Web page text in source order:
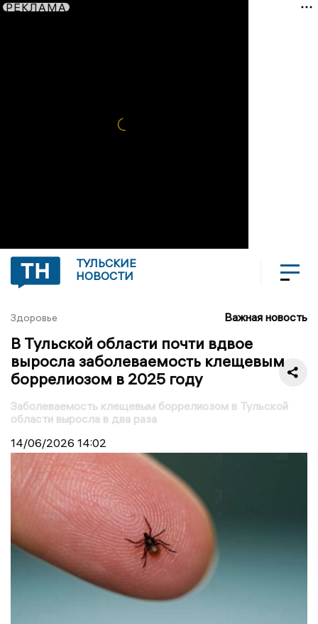
РЕКЛАМА
ТУЛЬСКИЕ
НОВОСТИ
Здоровье Важная новость
В Тульской области почти вдвое
выросла заболеваемость клещевым
боррелиозом в 2025 году
Заболеваемость клещевым боррелиозом в Тульской
области выросла в два раза
14/06/2026 14:02